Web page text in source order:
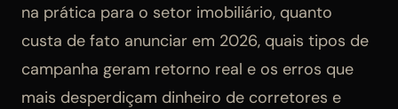
na prática para o setor imobiliário, quanto
custa de fato anunciar em 2026, quais tipos de
campanha geram retorno real e os erros que
mais desperdiçam dinheiro de corretores e